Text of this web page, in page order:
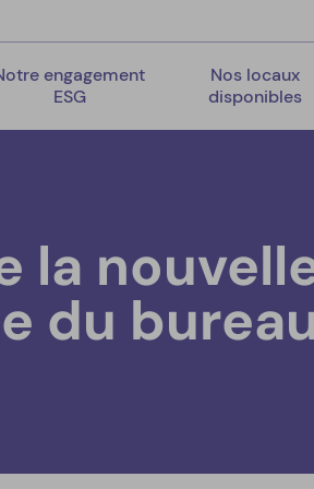
engagement
ESG
Nos locaux
disponibles
la
du